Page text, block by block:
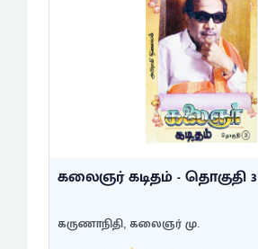
கலைஞர் கடிதம் - தொகுதி 3
கருணாநிதி, கலைஞர் மு.